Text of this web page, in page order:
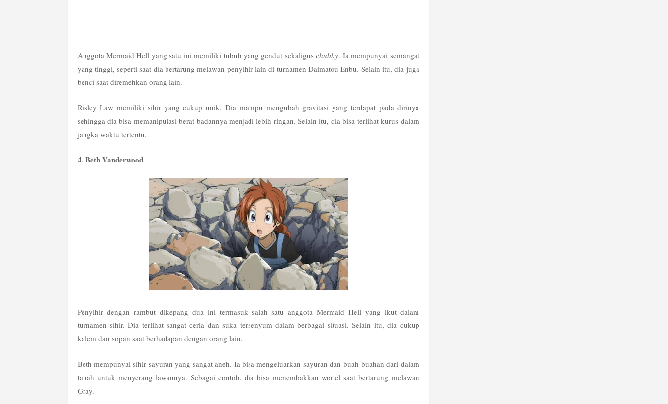
Anggota Mermaid Hell yang satu ini memiliki tubuh yang gendut sekaligus chubby. Ia mempunyai semangat
yang tinggi, seperti saat dia bertarung melawan penyihir lain di turnamen Daimatou Enbu. Selain itu, dia juga
benci saat diremehkan orang lain.
Risley Law memiliki sihir yang cukup unik. Dia mampu mengubah gravitasi yang terdapat pada dirinya
sehingga dia bisa memanipulasi berat badannya menjadi lebih ringan. Selain itu, dia bisa terlihat kurus dalam
jangka waktu tertentu.
4. Beth Vanderwood
Penyihir dengan rambut dikepang dua ini termasuk salah satu anggota Mermaid Hell yang ikut dalam
turnamen sihir. Dia terlihat sangat ceria dan suka tersenyum dalam berbagai situasi. Selain itu, dia cukup
kalem dan sopan saat berhadapan dengan orang lain.
Beth mempunyai sihir sayuran yang sangat aneh. Ia bisa mengeluarkan sayuran dan buah-buahan dari dalam
tanah untuk menyerang lawannya. Sebagai contoh, dia bisa menembakkan wortel saat bertarung melawan
Gray.